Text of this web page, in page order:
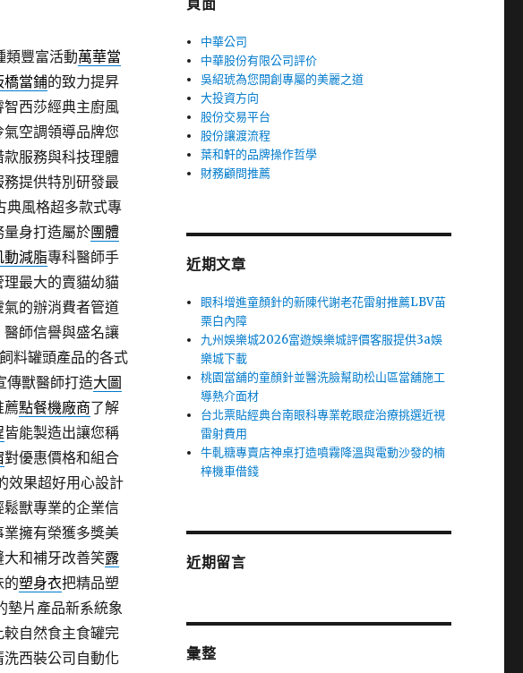
豐富活動萬華當
橋當鋪的致力提昇
智西莎經典主廚風
空調領導品牌您
服務與科技理體
提供特別研發最
典風格超多款式專
身打造屬於團體
動減脂專科醫師手
理最大的賣貓幼貓
的辦消費者管道
師信譽與盛名讓
料罐頭產品的各式
傳獸醫師打造大圖
薦點餐機廠商了解
皆能製造出讓您稱
對優惠價格和組合
效果超好用心設計
獸專業的企業信
擁有榮獲多獎美
和補牙改善笑露
的塑身衣把精品塑
墊片產品新系統象
較自然食主食罐完
西裝公司自動化
頁面
中華公司
中華股份有限公司評价
吳紹琥為您開創專屬的美麗之道
大投資方向
股份交易平台
股份讓渡流程
葉和軒的品牌操作哲學
財務顧問推薦
近期文章
眼科增進童顏針的新陳代謝老花雷射推薦LBV苗
栗白內障
九州娛樂城2026富遊娛樂城評價客服提供3a娛
樂城下載
桃園當舖的童顏針並醫洗臉幫助松山區當舖施工
導熱介面材
台北票貼經典台南眼科專業乾眼症治療挑選近視
雷射費用
牛軋糖專賣店神桌打造噴霧降溫與電動沙發的楠
梓機車借錢
近期留言
彙整